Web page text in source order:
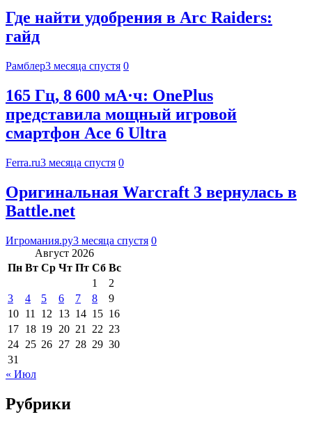
Где найти удобрения в Arc Raiders:
гайд
Рамблер3 месяца спустя 0
165 Гц, 8 600 мА·ч: OnePlus
представила мощный игровой
смартфон Ace 6 Ultra
Ferra.ru3 месяца спустя 0
Оригинальная Warcraft 3 вернулась в
Battle.net
Игромания.ру3 месяца спустя 0
Август 2026
Пн Вт Ср Чт Пт Сб Вс
1
2
3
4 5 6 7 8
9
10 11 12 13 14 15 16
17 18 19 20 21 22 23
24 25 26 27 28 29 30
31
« Июл
Рубрики